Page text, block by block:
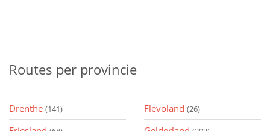
Routes per provincie
Drenthe (141) Flevoland (26)